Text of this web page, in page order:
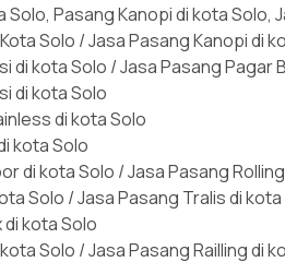
Pasang Kanopi di kota Solo,
Solo / Jasa Pasang Kanopi di
di kota Solo / Jasa Pasang Pagar
di kota Solo
di kota Solo
kota Solo
di kota Solo / Jasa Pasang
Solo / Jasa Pasang Tralis di
kota Solo
Solo / Jasa Pasang Railling di